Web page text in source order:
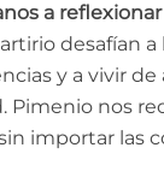
a
desafían
y a vivir
nos
importar las